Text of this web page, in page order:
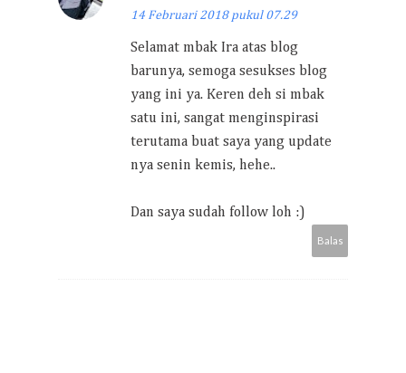
14 Februari 2018 pukul 07.29
Selamat mbak Ira atas blog
barunya, semoga sesukses blog
yang ini ya. Keren deh si mbak
satu ini, sangat menginspirasi
terutama buat saya yang update
nya senin kemis, hehe..
Dan saya sudah follow loh :)
Balas